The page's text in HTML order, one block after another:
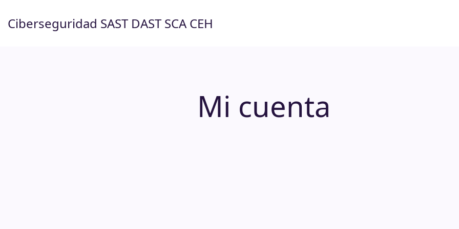
contenido
Ciberseguridad SAST DAST SCA CEH
Mi cuenta